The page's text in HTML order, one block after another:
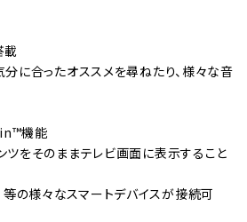
載
に合ったオススメを尋ねたり、様々な音
機能
ツをそのままテレビ画面に表示すること
様々なスマートデバイスが接続可